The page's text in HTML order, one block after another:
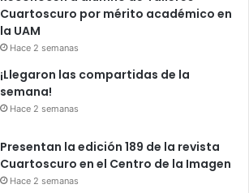
Cuartoscuro por mérito académico en
la UAM
Hace 2 semanas
¡Llegaron las compartidas de la
semana!
Hace 2 semanas
Presentan la edición 189 de la revista
Cuartoscuro en el Centro de la Imagen
Hace 2 semanas